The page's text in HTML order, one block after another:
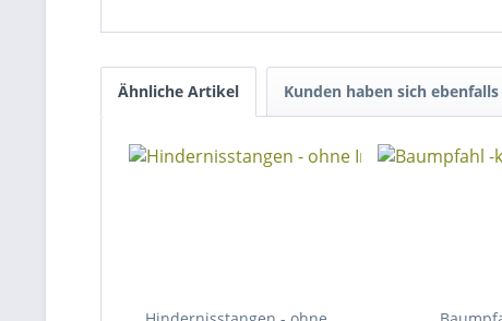
Ähnliche Artikel Kunden haben sich